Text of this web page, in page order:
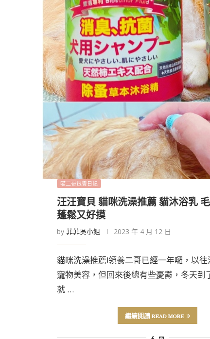
喵二哥包養日記
汪汪寶貝 貓咪洗澡推薦 貓沐浴乳
蓬鬆又好摸
by 菲菲吳小姐 2023 年 4 月 12 日
貓咪洗澡推薦!領養二哥已經一年囉，以
寵物美容，但回來後總有些憂鬱，冬天到
就 …
繼續閱讀 READ MORE